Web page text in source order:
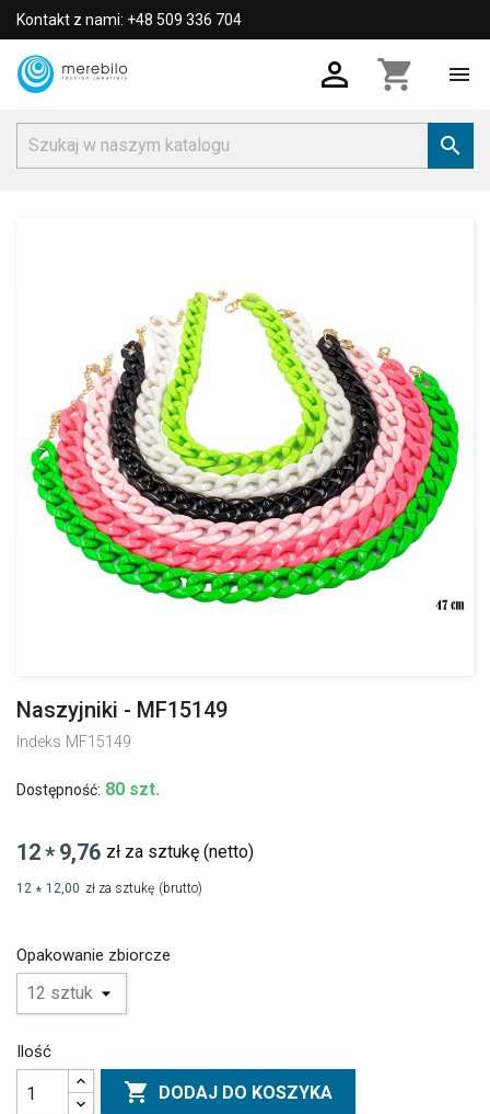
Kontakt z nami: +48 509 336 704
 shopping_cart 

Naszyjniki - MF15149
Indeks MF15149
Dostępność: 80 szt.
12* 9,76 zł za sztukę (netto)
12 * 12,00 zł za sztukę (brutto)
Opakowanie zbiorcze
Ilość
 DODAJ DO KOSZYKA